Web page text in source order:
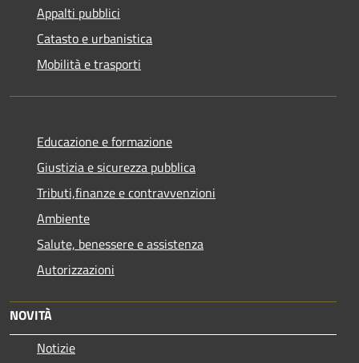
Appalti pubblici
Catasto e urbanistica
Mobilità e trasporti
Educazione e formazione
Giustizia e sicurezza pubblica
Tributi,finanze e contravvenzioni
Ambiente
Salute, benessere e assistenza
Autorizzazioni
NOVITÀ
Notizie